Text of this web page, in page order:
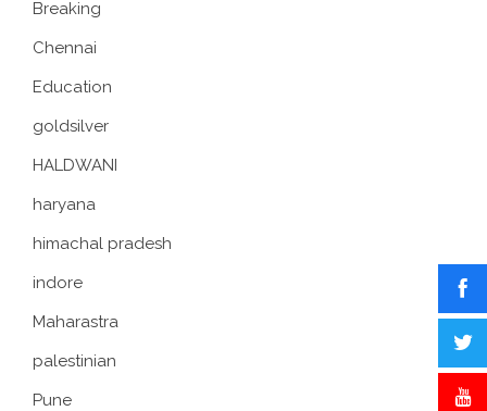
Breaking
Chennai
Education
goldsilver
HALDWANI
haryana
himachal pradesh
indore
Maharastra
palestinian
Pune